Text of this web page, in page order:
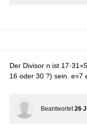
Der Divisor n ist
16 oder 30 ?) sein. e=7
Beantwortet 26